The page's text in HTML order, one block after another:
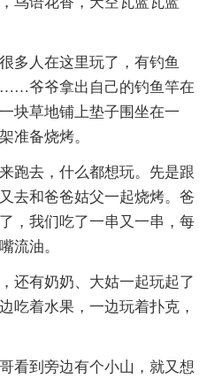
多人在这里玩了，有钓鱼
爷爷拿出自己的钓鱼竿在
块草地铺上垫子围坐在一
准备烧烤。
跑去，什么都想玩。先是跟
去和爸爸姑父一起烧烤。爸
，我们吃了一串又一串，每
流油。
还有奶奶、大姑一起玩起了
吃着水果，一边玩着扑克，
看到旁边有个小山，就又想